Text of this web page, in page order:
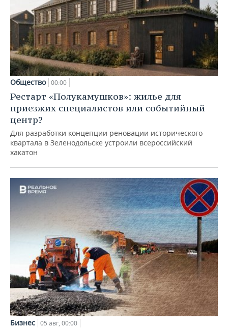
Общество 00:00
Рестарт «Полукамушков»: жилье для
приезжих специалистов или событийный
центр?
Для разработки концепции реновации исторического
квартала в Зеленодольске устроили всероссийский
хакатон
Бизнес 05 авг, 00:00